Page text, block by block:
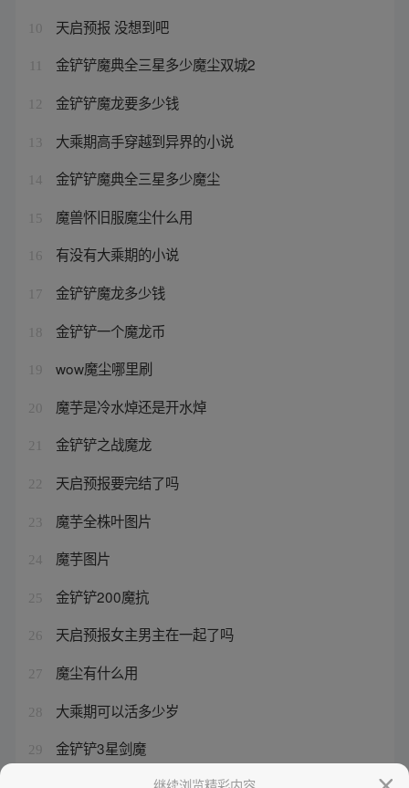
10 天启预报 没想到吧
金铲铲魔典全三星多少魔尘双城2
12 金铲铲魔龙要多少钱
13 大乘期高手穿越到异界的小说
14 金铲铲魔典全三星多少魔尘
15 魔兽怀旧服魔尘什么用
16 有没有大乘期的小说
17 金铲铲魔龙多少钱
18 金铲铲一个魔龙币
19 wow魔尘哪里刷
20 魔芋是冷水焯还是开水焯
21 金铲铲之战魔龙
22 天启预报要完结了吗
23 魔芋全株叶图片
24 魔芋图片
25 金铲铲200魔抗
26 天启预报女主男主在一起了吗
27 魔尘有什么用
28 大乘期可以活多少岁
29 金铲铲3星剑魔